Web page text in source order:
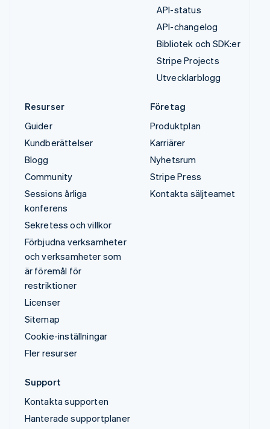
API-status
API-changelog
Bibliotek och SDK:er
Stripe Projects
Utvecklarblogg
Resurser
Guider
Kundberättelser
Blogg
Community
Sessions årliga
konferens
Sekretess och villkor
Förbjudna verksamheter
och verksamheter som
är föremål för
restriktioner
Licenser
Sitemap
Cookie-inställningar
Fler resurser
Företag
Produktplan
Karriärer
Nyhetsrum
Stripe Press
Kontakta säljteamet
Support
Kontakta supporten
Hanterade supportplaner